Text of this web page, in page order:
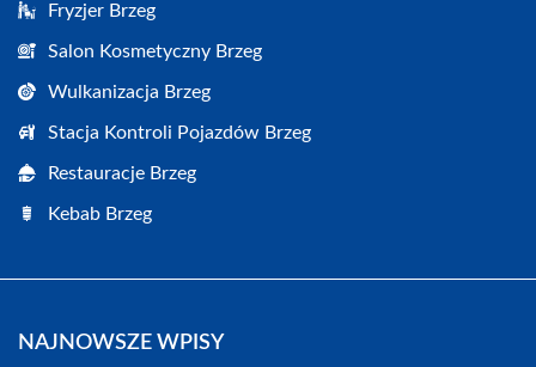
Fryzjer Brzeg
Salon Kosmetyczny Brzeg
Wulkanizacja Brzeg
Stacja Kontroli Pojazdów Brzeg
Restauracje Brzeg
Kebab Brzeg
NAJNOWSZE WPISY